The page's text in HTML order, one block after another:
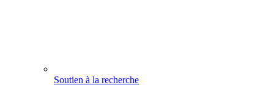
Soutien à la recherche